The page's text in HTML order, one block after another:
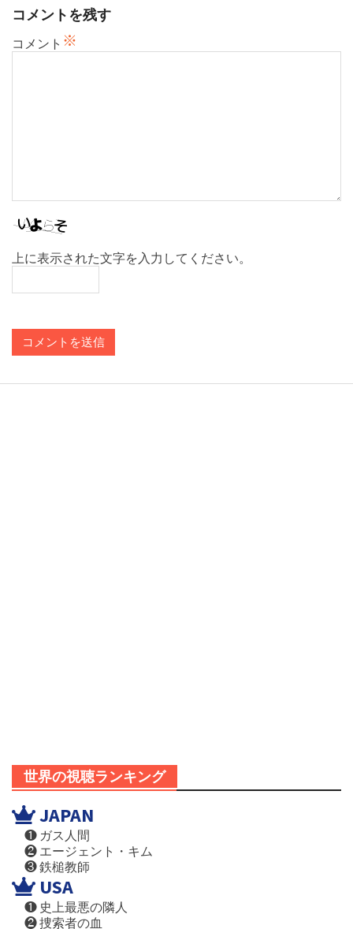
コメントを残す
コメント ※
上に表示された文字を入力してください。
世界の視聴ランキング
JAPAN
❶ ガス人間
❷ エージェント・キム
❸ 鉄槌教師
USA
❶ 史上最悪の隣人
❷ 捜索者の血